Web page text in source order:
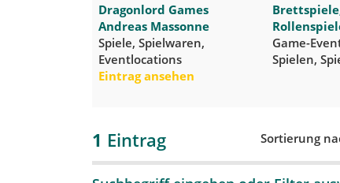
Dragonlord Games
Andreas Massonne
Spiele, Spielwaren,
Eventlocations
Eintrag ansehen
Game-
Spielen,
1 Eintrag Sortierung